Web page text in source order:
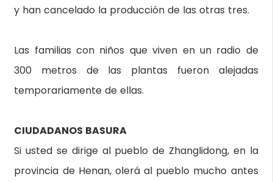
y han cancelado la producción de las otras tres.
Las familias con niños que viven en un radio de
300 metros de las plantas fueron alejadas
temporariamente de ellas.
CIUDADANOS BASURA
Si usted se dirige al pueblo de Zhanglidong, en la
provincia de Henan, olerá al pueblo mucho antes